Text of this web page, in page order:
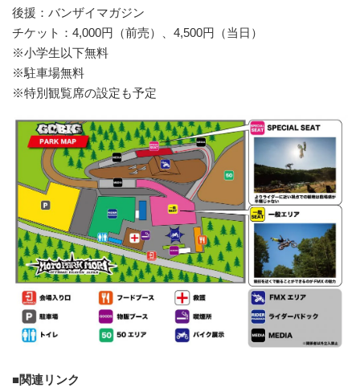
後援：バンザイマガジン
チケット：4,000円（前売）、4,500円（当日）
※小学生以下無料
※駐車場無料
※特別観覧席の設定も予定
関連リンク